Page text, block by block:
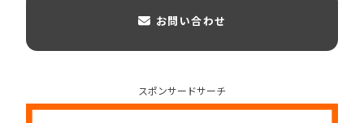
お問い合わせ
スポンサードサーチ